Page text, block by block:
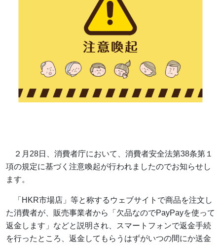
２ 月28日、消費者庁において、消費者安全法第38条第１
項の規定に基づく注意喚起が行われましたのでお知らせし
ます。
「HKR市場店」等と称するウェブサイトで商品を注文し
た消費者が、販売事業者から「欠品なのでPayPayを使って
返金します」などと説明され、スマートフォンで返金手続
を行ったところ、返金してもらうはずがいつの間にか送金